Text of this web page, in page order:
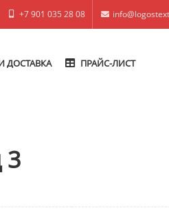
+7 901 035 28 08
ДОСТАВКА ПРАЙС-ЛИСТ
3